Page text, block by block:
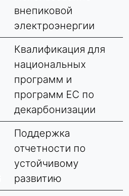
внепиковой
электроэнергии
Квалификация для
национальных
программ и
программ ЕС по
декарбонизации
Поддержка
отчетности по
устойчивому
развитию